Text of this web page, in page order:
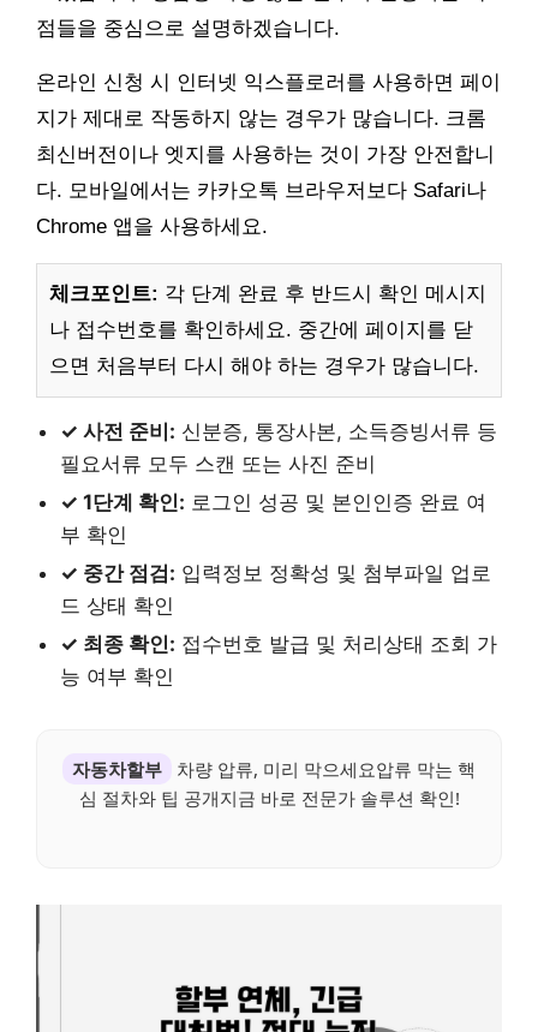
점들을 중심으로 설명하겠습니다.
온라인 신청 시 인터넷 익스플로러를 사용하면 페이
지가 제대로 작동하지 않는 경우가 많습니다. 크롬
최신버전이나 엣지를 사용하는 것이 가장 안전합니
다. 모바일에서는 카카오톡 브라우저보다 Safari나
Chrome 앱을 사용하세요.
체크포인트: 각 단계 완료 후 반드시 확인 메시지
나 접수번호를 확인하세요. 중간에 페이지를 닫
으면 처음부터 다시 해야 하는 경우가 많습니다.
✓ 사전 준비: 신분증, 통장사본, 소득증빙서류 등
필요서류 모두 스캔 또는 사진 준비
✓ 1단계 확인: 로그인 성공 및 본인인증 완료 여
부 확인
✓ 중간 점검: 입력정보 정확성 및 첨부파일 업로
드 상태 확인
✓ 최종 확인: 접수번호 발급 및 처리상태 조회 가
능 여부 확인
자동차할부
차량 압류, 미리 막으세요압류 막는 핵
심 절차와 팁 공개지금 바로 전문가 솔루션 확인!